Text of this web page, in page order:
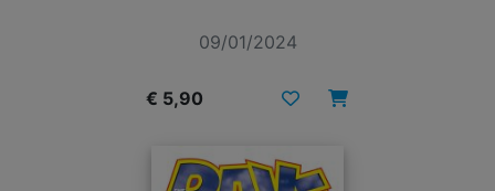
09/01/2024
€ 5,90